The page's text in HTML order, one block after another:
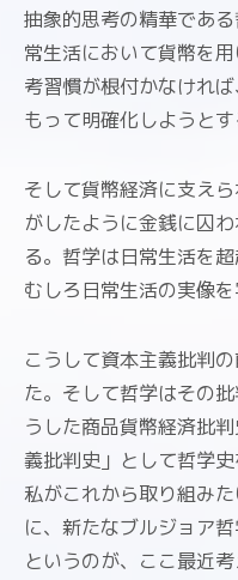
抽象的思考の精華であ
常生活において貨幣を
考習慣が根付かなけれ
もって明確化しようと
そして貨幣経済に支え
がしたように金銭に囚
る。哲学は日常生活を
むしろ日常生活の実像
こうして資本主義批判
た。そして哲学はその
うした商品貨幣経済批
義批判史」として哲学史
私がこれから取り組み
に、新たなブルジョア
というのが、ここ最近